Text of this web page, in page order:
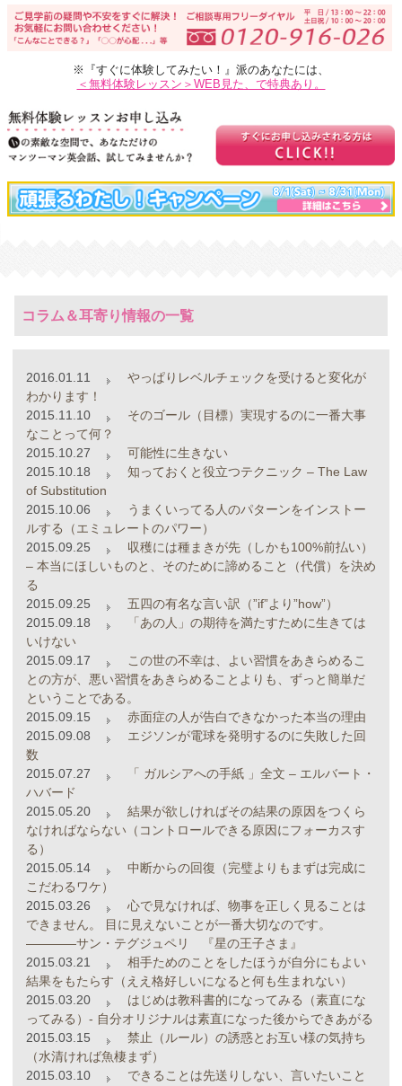
※『すぐに体験してみたい！』派のあなたには、
＜無料体験レッスン＞WEB見た、で特典あり。
コラム＆耳寄り情報の一覧
2016.01.11
やっぱりレベルチェックを受けると変化が
わかります！
2015.11.10
そのゴール（目標）実現するのに一番大事
なことって何？
2015.10.27
可能性に生きない
2015.10.18
知っておくと役立つテクニック – The Law
of Substitution
2015.10.06
うまくいってる人のパターンをインストー
ルする（エミュレートのパワー）
2015.09.25
収穫には種まきが先（しかも100%前払い）
– 本当にほしいものと、そのために諦めること（代償）を決め
る
2015.09.25
五四の有名な言い訳（”if”より”how”）
2015.09.18
「あの人」の期待を満たすために生きては
いけない
2015.09.17
この世の不幸は、よい習慣をあきらめるこ
との方が、悪い習慣をあきらめることよりも、ずっと簡単だ
ということである。
2015.09.15
赤面症の人が告白できなかった本当の理由
2015.09.08
エジソンが電球を発明するのに失敗した回
数
2015.07.27
「 ガルシアへの手紙 」全文 – エルバート・
ハバード
2015.05.20
結果が欲しければその結果の原因をつくら
なければならない（コントロールできる原因にフォーカスす
る）
2015.05.14
中断からの回復（完璧よりもまずは完成に
こだわるワケ）
2015.03.26
心で見なければ、物事を正しく見ることは
できません。 目に見えないことが一番大切なのです。
――――サン・テグジュペリ 『星の王子さま』
2015.03.21
相手ためのことをしたほうが自分にもよい
結果をもたらす（ええ格好しいになると何も生まれない）
2015.03.20
はじめは教科書的になってみる（素直にな
ってみる）- 自分オリジナルは素直になった後からできあがる
2015.03.15
禁止（ルール）の誘惑とお互い様の気持ち
（水清ければ魚棲まず）
2015.03.10
できることは先送りしない、言いたいこと